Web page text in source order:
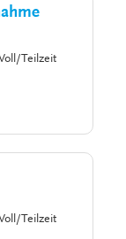
Teilzeit
Teilzeit